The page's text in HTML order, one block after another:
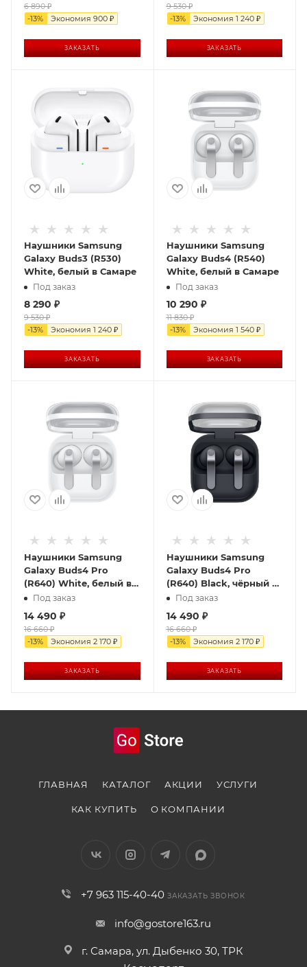
6 890₽
-13% Экономия 900 ₽
ЗАКАЗАТЬ
9 530₽
-13% Экономия 1 240₽
ЗАКАЗАТЬ
Наушники Samsung
Galaxy Buds3 (R530)
White, белый в Самаре
Под заказ
8 290 ₽
9 530₽
-13% Экономия 1 240 ₽
ЗАКАЗАТЬ
Наушники Samsung
Galaxy Buds4 (R540)
White, белый в Самаре
Под заказ
10 290 ₽
11 830₽
-13% Экономия 1 540₽
ЗАКАЗАТЬ
Наушники Samsung
Galaxy Buds4 Pro
(R640) White, белый в
Самаре
Под заказ
14 490 ₽
16 660₽
-13% Экономия 2 170 ₽
ЗАКАЗАТЬ
Наушники Samsung
Galaxy Buds4 Pro
(R640) Black, чёрный в
Самаре
Под заказ
14 490 ₽
16 660₽
-13% Экономия 2 170₽
ЗАКАЗАТЬ
ГЛАВНАЯ КАТАЛОГ АКЦИИ УСЛУГИ
КАК КУПИТЬ О КОМПАНИИ
+7 963 115-40-40 ЗАКАЗАТЬ ЗВОНОК
info@gostore163.ru
г. Самара, ул. Дыбенко 30, ТРК